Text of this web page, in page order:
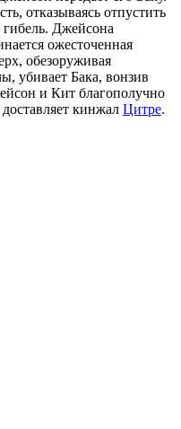
отказываясь отпустить
Джейсона
ожесточенная
обезоруживая
убивает Бака, вонзив
и Кит благополучно
кинжал Цитре.